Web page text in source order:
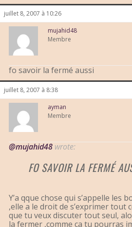
juillet 8, 2007 à 10:26
mujahid48
Membre
fo savoir la fermé aussi
juillet 8, 2007 à 8:38
ayman
Membre
@mujahid48 wrote:
FO SAVOIR LA FERMÉ
Y’a qque chose qui s’appelle les
,elle a le droit de s’exprimer tout
que tu veux discuter tout seul,
la fermer ,comme ça tu pourras